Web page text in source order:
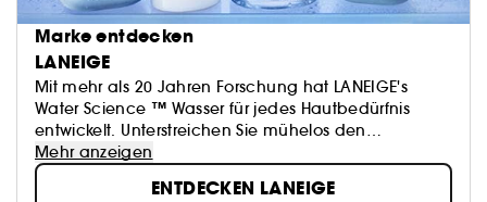
Marke entdecken
LANEIGE
Mit mehr als 20 Jahren Forschung hat LANEIGE's
Water Science ™ Wasser für jedes Hautbedürfnis
entwickelt. Unterstreichen Sie mühelos den
natürlichen Glow der Haut mit der innovativen
Hautpflege von LANEIGE.
Mehr anzeigen
ENTDECKEN LANEIGE